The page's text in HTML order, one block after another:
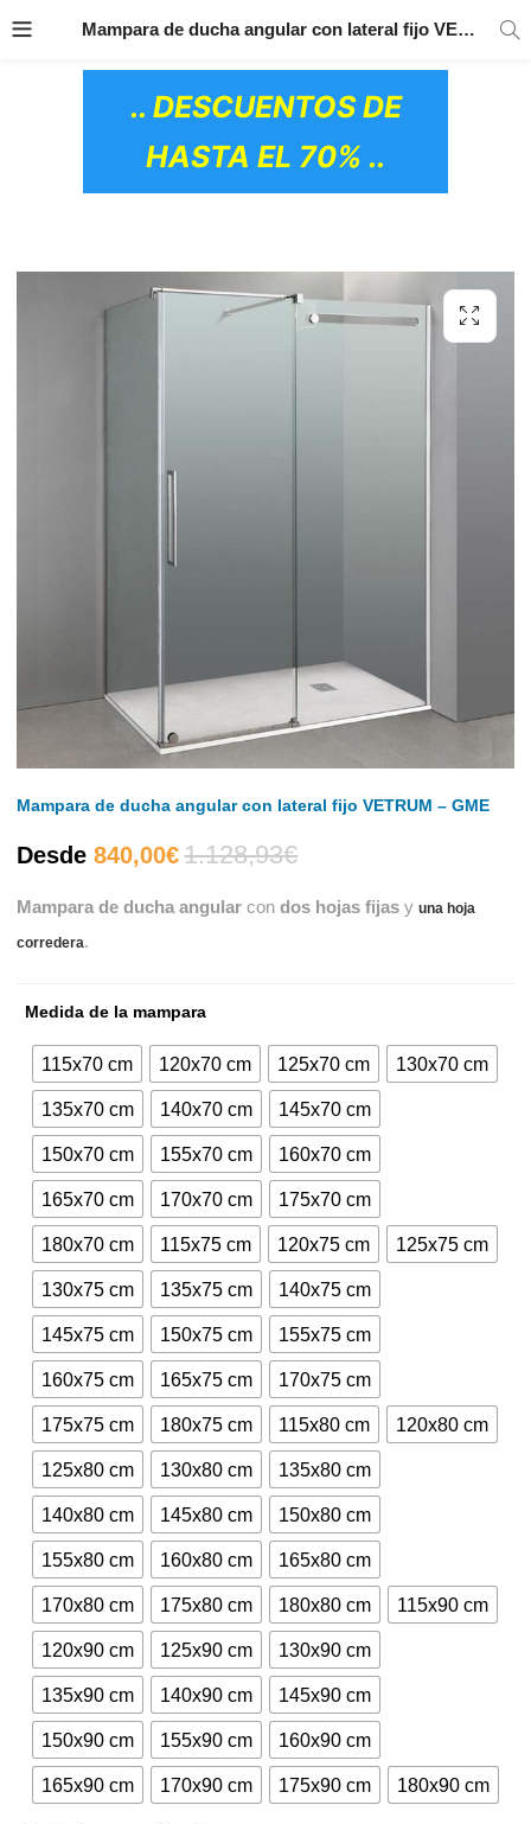
PRODUCTOS
.. DESCUENTOS DE
HASTA EL 70% ..
Mampara de ducha angular con lateral fijo VETRUM – GME
Mampara de ducha angular con lateral fijo VETRUM – GME
Desde 840,00€El
precio
840,00€.
1.128,93€El
precio
1.128,93€.
Mampara de ducha angular condos hojas fijas yuna hoja
corredera.
Medida de la mampara
115x70 cm 120x70 cm 125x70 cm 130x70 cm
135x70 cm 140x70 cm 145x70 cm
150x70 cm 155x70 cm 160x70 cm
165x70 cm 170x70 cm 175x70 cm
180x70 cm 115x75 cm 120x75 cm 125x75 cm
130x75 cm 135x75 cm 140x75 cm
145x75 cm 150x75 cm 155x75 cm
160x75 cm 165x75 cm 170x75 cm
175x75 cm 180x75 cm 115x80 cm 120x80 cm
125x80 cm 130x80 cm 135x80 cm
140x80 cm 145x80 cm 150x80 cm
155x80 cm 160x80 cm 165x80 cm
170x80 cm 175x80 cm 180x80 cm 115x90 cm
120x90 cm 125x90 cm 130x90 cm
135x90 cm 140x90 cm 145x90 cm
150x90 cm 155x90 cm 160x90 cm
165x90 cm 170x90 cm 175x90 cm 180x90 cm